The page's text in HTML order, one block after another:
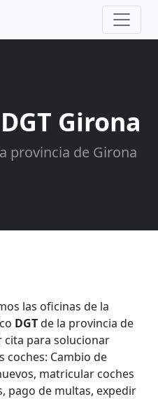
Girona
provincia de Girona
las oficinas de la
DGTde la provincia de
cita para solucionar
coches: Cambio de
matricular coches
pago de multas, expedir